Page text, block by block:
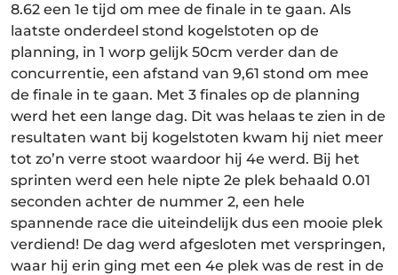
8.62 een 1e tijd om mee de finale in te gaan. Als
laatste onderdeel stond kogelstoten op de
planning, in 1 worp gelijk 50cm verder dan de
concurrentie, een afstand van 9,61 stond om mee
de finale in te gaan. Met 3 finales op de planning
werd het een lange dag. Dit was helaas te zien in de
resultaten want bij kogelstoten kwam hij niet meer
tot zo’n verre stoot waardoor hij 4e werd. Bij het
sprinten werd een hele nipte 2e plek behaald 0.01
seconden achter de nummer 2, een hele
spannende race die uiteindelijk dus een mooie plek
verdiend! De dag werd afgesloten met verspringen,
waar hij erin ging met een 4e plek was de rest in de